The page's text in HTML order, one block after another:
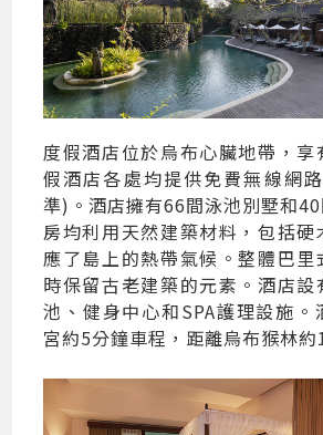
度假酒店位於烏布心臟地帶，享
假酒店各處均提供免費無線網
準)。酒店擁有66間泳池別墅和
房均利用天然建築材料，包括硬
應了島上的熱帶氣候。整體巴里
時保留古老建築的元素。酒店
池、健身中心和SPA護理設施。
宮約5分鐘車程，距離烏布猴林約